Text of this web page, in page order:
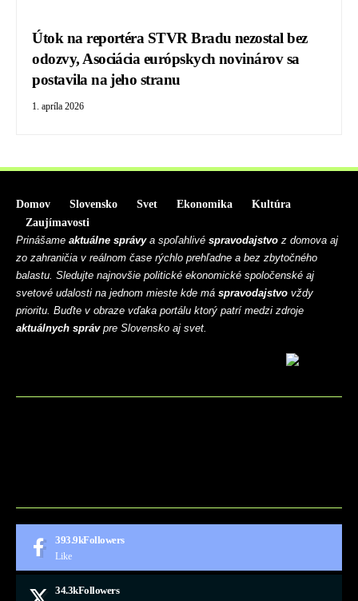
Útok na reportéra STVR Bradu nezostal bez
odozvy, Asociácia európskych novinárov sa
postavila na jeho stranu
1. apríla 2026
Domov Slovensko Svet Ekonomika
Kultúra
Zaujímavosti
Prinášame aktuálne správya spoľahlivé spravodajstvo z domova aj
zo zahraničia v reálnom čase rýchlo prehľadne a bez zbytočného
balastu. Sledujte najnovšie politické ekonomické spoločenské aj
svetové udalosti na jednom mieste kde má spravodajstvo vždy
prioritu. Buďte v obraze vďaka portálu ktorý patrí medzi zdroje
aktuálnych správpre Slovensko aj svet.
393.9kFollowers
Like
34.3kFollowers